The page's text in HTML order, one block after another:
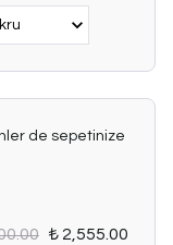
de sepetinize
₺ 2,555.00